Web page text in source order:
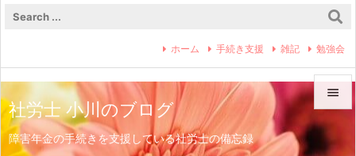
社労士 小川のブログ
障害年金の手続きを支援している社労士の備忘録


メニュ
ホーム 手続き支援 雑記 勉強会